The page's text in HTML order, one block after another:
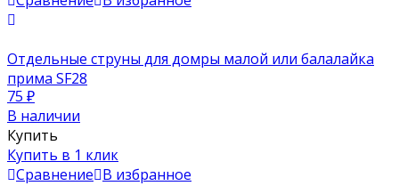
Отдельные струны для домры малой или балалайка
прима SF28
75 ₽
В наличии
Купить
Купить в 1 клик
Сравнение В избранное